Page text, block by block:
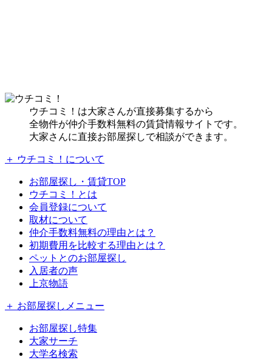
ウチコミ！は大家さんが直接募集するから
全物件が仲介手数料無料の賃貸情報サイトです。
大家さんに直接お部屋探しで相談ができます。
＋ ウチコミ！について
お部屋探し・賃貸TOP
ウチコミ！とは
会員登録について
取材について
仲介手数料無料の理由とは？
初期費用を比較する理由とは？
ペットとのお部屋探し
入居者の声
上京物語
＋ お部屋探しメニュー
お部屋探し特集
大家サーチ
大学名検索